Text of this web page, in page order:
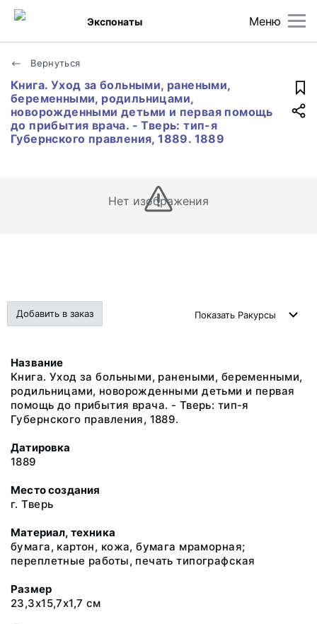
Меню
Экспонаты
Вернуться
Книга. Уход за больными, ранеными,
беременными, родильницами,
новорожденными детьми и первая помощь
до прибытия врача. - Тверь: тип-я
Губернского правления, 1889. 1889
Нет изображения
Добавить в заказ Показать Ракурсы
Название
Книга. Уход за больными, ранеными, беременными,
родильницами, новорожденными детьми и первая
помощь до прибытия врача. - Тверь: тип-я
Губернского правления, 1889.
Датировка
1889
Место создания
г. Тверь
Материал, техника
бумага, картон, кожа, бумага мраморная;
переплетные работы, печать типографская
Размер
23,3х15,7х1,7 см